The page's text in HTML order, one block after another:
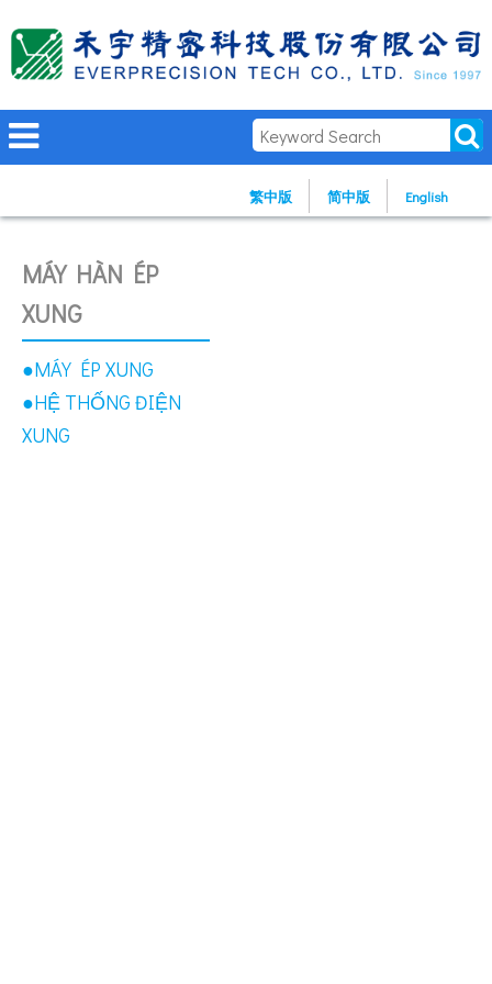
繁中版 简中版 English
MÁY HÀN ÉP
XUNG
●MÁY ÉP XUNG
●HỆ THỐNG ĐIỆN
XUNG